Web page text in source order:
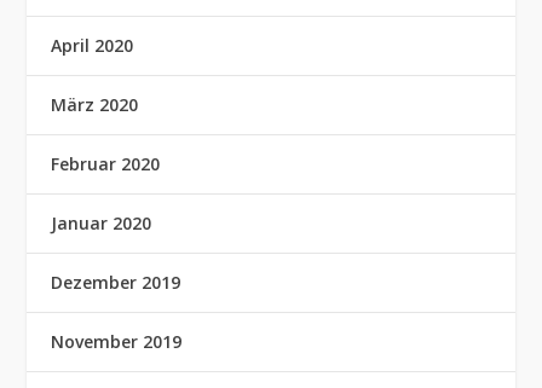
April 2020
März 2020
Februar 2020
Januar 2020
Dezember 2019
November 2019